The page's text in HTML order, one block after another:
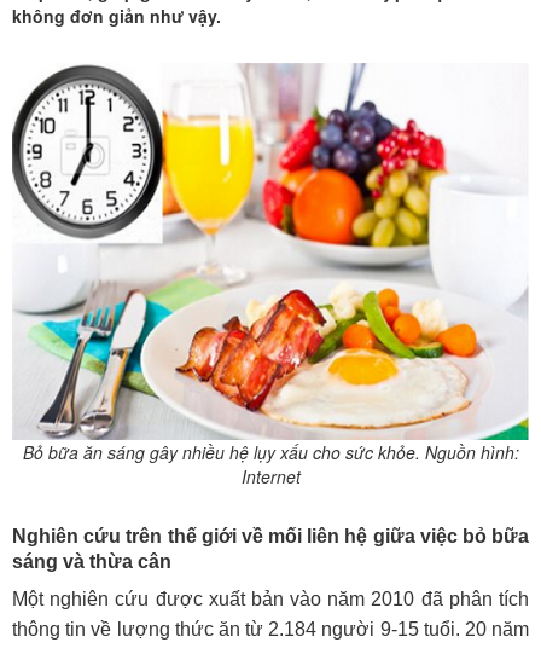
không đơn giản như vậy.
Bỏ bữa ăn sáng gây nhiều hệ lụy xấu cho sức khỏe. Nguồn hình:
Internet
Nghiên cứu trên thế giới về mối liên hệ giữa việc bỏ bữa
sáng và thừa cân
Một nghiên cứu được xuất bản vào năm 2010 đã phân tích
thông tin về lượng thức ăn từ 2.184 người 9-15 tuổi. 20 năm